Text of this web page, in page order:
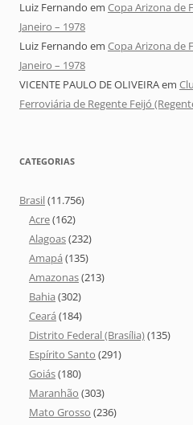
Luiz Fernando em Copa Arizona de
Janeiro – 1978
Luiz Fernando em Copa Arizona de
Janeiro – 1978
VICENTE PAULO DE OLIVEIRAem
Ferroviária de Regente Feijó
CATEGORIAS
Brasil(11.756)
Acre(162)
Alagoas(232)
Amapá (135)
Amazonas(213)
Bahia (302)
Ceará (184)
Distrito Federal (Brasília)(135)
Espírito Santo (291)
Goiás(180)
Maranhão (303)
Mato Grosso (236)